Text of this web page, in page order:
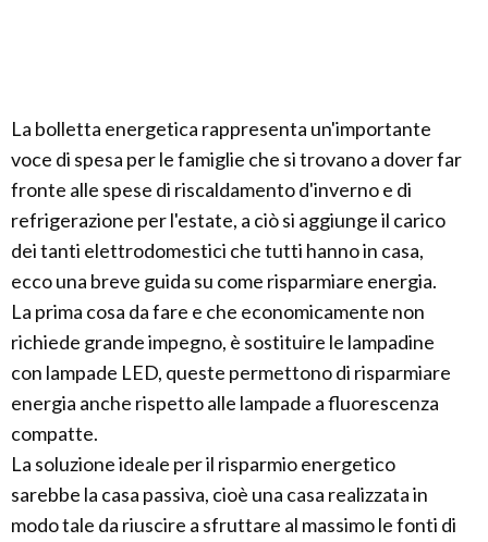
La bolletta energetica rappresenta un'importante
voce di spesa per le famiglie che si trovano a dover far
fronte alle spese di riscaldamento d'inverno e di
refrigerazione per l'estate, a ciò si aggiunge il carico
dei tanti elettrodomestici che tutti hanno in casa,
ecco una breve guida su come risparmiare energia.
La prima cosa da fare e che economicamente non
richiede grande impegno, è sostituire le lampadine
con lampade LED, queste permettono di risparmiare
energia anche rispetto alle lampade a fluorescenza
compatte.
La soluzione ideale per il risparmio energetico
sarebbe la casa passiva, cioè una casa realizzata in
modo tale da riuscire a sfruttare al massimo le fonti di